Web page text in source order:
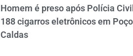
Homem é preso após Polícia
188 cigarros eletrônicos em
Caldas